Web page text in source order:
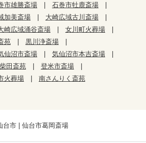
市雄勝斎場
石巻市牡鹿斎場
加美斎場
大崎広域古川斎場
崎広域涌谷斎場
女川町火葬場
苑
黒川浄斎場
仙沼市斎場
気仙沼市本吉斎場
柴田斎苑
登米市斎場
火葬場 南さんりく斎苑
台市 | 仙台市葛岡斎場